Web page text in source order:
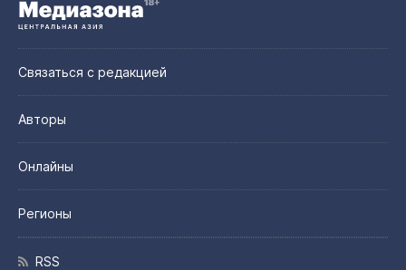
Связаться с редакцией
Авторы
Онлайны
Регионы
RSS